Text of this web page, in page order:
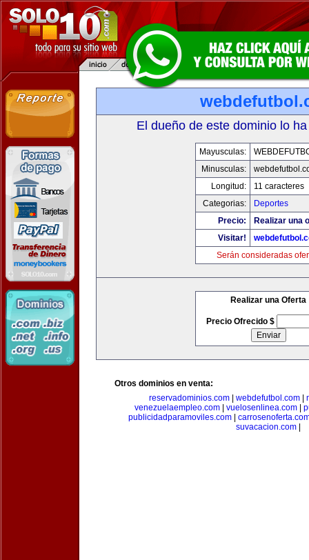
El dueño de este dominio lo
Mayusculas:
Minusculas:
Longitud:
11 caracteres
Categorias:
Deportes
Precio:
Realizar una
Visitar!
Serán consideradas
Realizar una Oferta
Precio Ofrecido $
Otros dominios en venta:
reservadominios.com
webdefutbol.com
venezuelaempleo.com
vuelosenlinea.com
publicidadparamoviles.com
suvacacion.com